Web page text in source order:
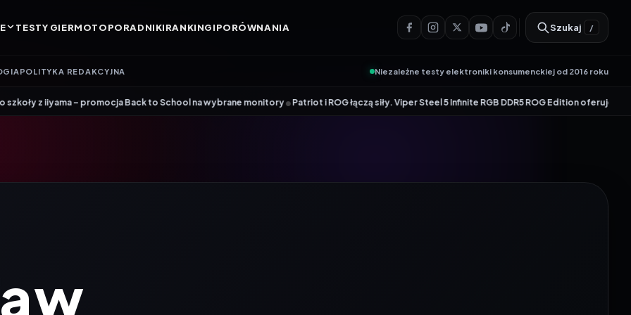
TESTY GIERMOTOPORADNIKIRANKINGIPORÓWNANIA Szukaj /
POLITYKA REDAKCYJNA Niezależne testy elektroniki konsumenckiej od 2016 roku
promocja Back to School na wybrane monitory•Patriot i ROG łączą siły. Viper Steel 5 Infinite RGB DDR5 ROG Edition oferuje taktowanie do
w